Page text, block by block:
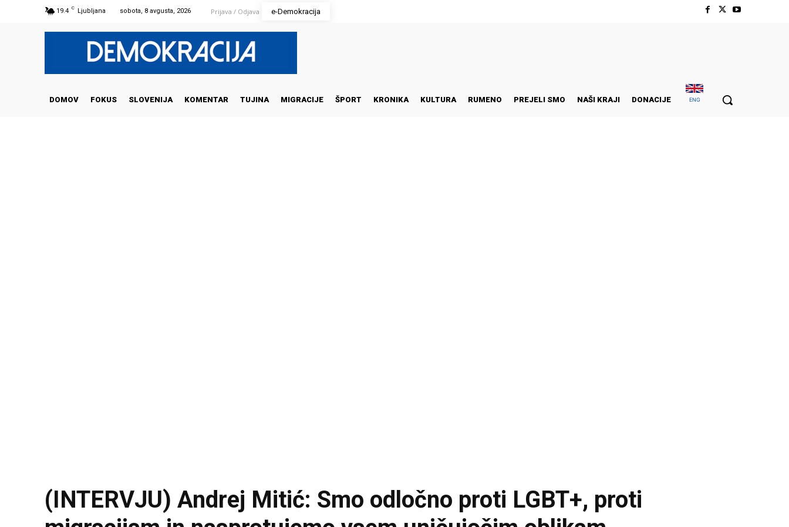
19.4 C Ljubljana sobota, 8 avgusta, 2026 Prijava / Odjava e-Demokracija
DOMOV FOKUS SLOVENIJA KOMENTAR TUJINA MIGRACIJE ŠPORT KRONIKA KULTURA RUMENO PREJELI SMO NAŠI KRAJI DONACIJE ENG
(INTERVJU) Andrej Mitić: Smo odločno proti LGBT+, proti